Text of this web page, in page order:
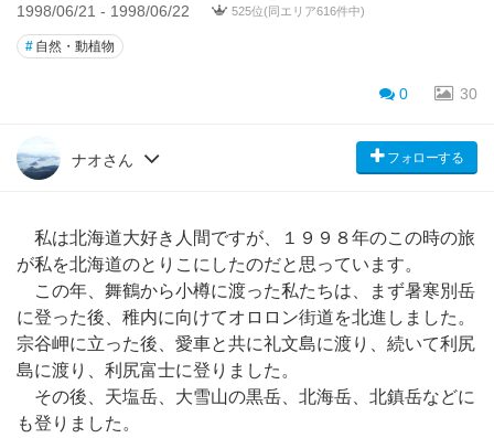
1998/06/21 - 1998/06/22 525位(同エリア616件中)
# 自然・動植物
0 30
ナオさん フォローする
私は北海道大好き人間ですが、１９９８年のこの時の旅
が私を北海道のとりこにしたのだと思っています。
この年、舞鶴から小樽に渡った私たちは、まず暑寒別岳
に登った後、稚内に向けてオロロン街道を北進しました。
宗谷岬に立った後、愛車と共に礼文島に渡り、続いて利尻
島に渡り、利尻富士に登りました。
その後、天塩岳、大雪山の黒岳、北海岳、北鎮岳などに
も登りました。